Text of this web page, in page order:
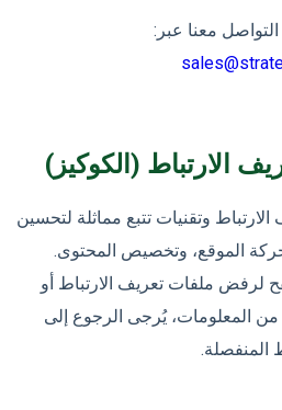
معنا عبر:
الارتباط (الكوكيز)
وتقنيات تتبع مماثلة لتحسين
الموقع، وتخصيص المحتوى.
لرفض ملفات تعريف الارتباط أو
من المعلومات، يُرجى الرجوع إلى
المنفصلة.